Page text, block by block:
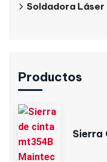
Soldadora Láser
Productos
Sierra